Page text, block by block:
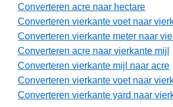
Converteren acre naar hectare
Converteren vierkante voet naar
Converteren vierkante meter naar
Converteren acre naar vierkante mijl
Converteren vierkante mijl naar acre
Converteren vierkante voet naar
Converteren vierkante yard naar